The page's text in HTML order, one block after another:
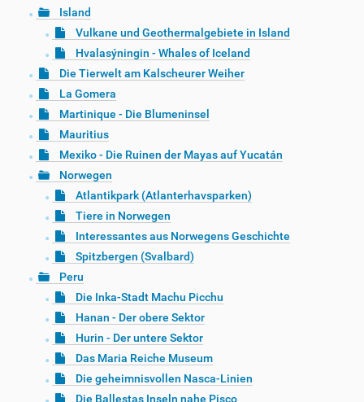
Island
Vulkane und Geothermalgebiete in Island
Hvalasýningin - Whales of Iceland
Die Tierwelt am Kalscheurer Weiher
La Gomera
Martinique - Die Blumeninsel
Mauritius
Mexiko - Die Ruinen der Mayas auf Yucatán
Norwegen
Atlantikpark (Atlanterhavsparken)
Tiere in Norwegen
Interessantes aus Norwegens Geschichte
Spitzbergen (Svalbard)
Peru
Die Inka-Stadt Machu Picchu
Hanan - Der obere Sektor
Hurin - Der untere Sektor
Das Maria Reiche Museum
Die geheimnisvollen Nasca-Linien
Die Ballestas Inseln nahe Pisco